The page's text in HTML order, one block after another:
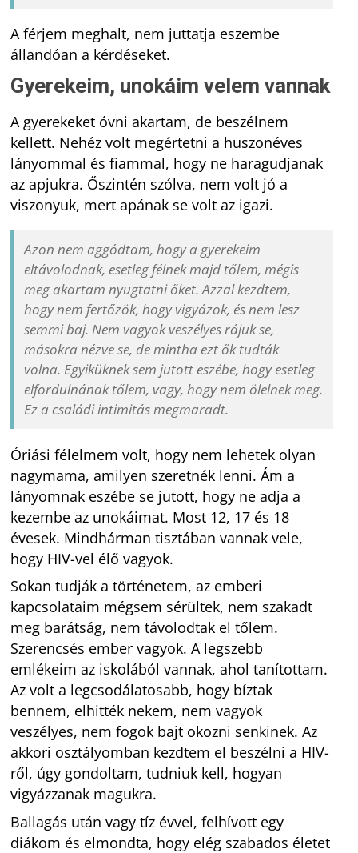
A férjem meghalt, nem juttatja eszembe
állandóan a kérdéseket.
Gyerekeim, unokáim velem vannak
A gyerekeket óvni akartam, de beszélnem
kellett. Nehéz volt megértetni a huszonéves
lányommal és fiammal, hogy ne haragudjanak
az apjukra. Őszintén szólva, nem volt jó a
viszonyuk, mert apának se volt az igazi.
Azon nem aggódtam, hogy a gyerekeim
eltávolodnak, esetleg félnek majd tőlem, mégis
meg akartam nyugtatni őket. Azzal kezdtem,
hogy nem fertőzök, hogy vigyázok, és nem lesz
semmi baj. Nem vagyok veszélyes rájuk se,
másokra nézve se, de mintha ezt ők tudták
volna. Egyiküknek sem jutott eszébe, hogy esetleg
elfordulnának tőlem, vagy, hogy nem ölelnek meg.
Ez a családi intimitás megmaradt.
Óriási félelmem volt, hogy nem lehetek olyan
nagymama, amilyen szeretnék lenni. Ám a
lányomnak eszébe se jutott, hogy ne adja a
kezembe az unokáimat. Most 12, 17 és 18
évesek. Mindhárman tisztában vannak vele,
hogy HIV-vel élő vagyok.
Sokan tudják a történetem, az emberi
kapcsolataim mégsem sérültek, nem szakadt
meg barátság, nem távolodtak el tőlem.
Szerencsés ember vagyok. A legszebb
emlékeim az iskolából vannak, ahol tanítottam.
Az volt a legcsodálatosabb, hogy bíztak
bennem, elhitték nekem, nem vagyok
veszélyes, nem fogok bajt okozni senkinek. Az
akkori osztályomban kezdtem el beszélni a HIV-
ről, úgy gondoltam, tudniuk kell, hogyan
vigyázzanak magukra.
Ballagás után vagy tíz évvel, felhívott egy
diákom és elmondta, hogy elég szabados életet